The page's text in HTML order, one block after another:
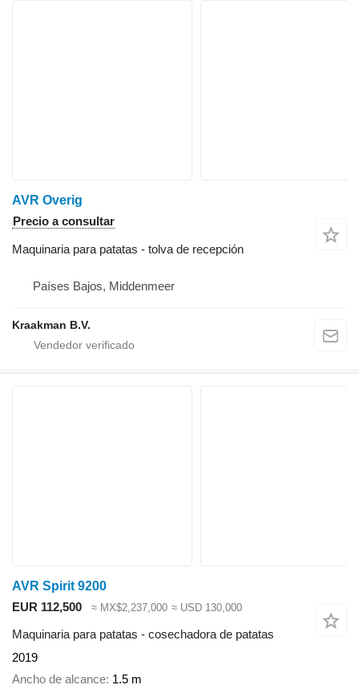
AVR Overig
Precio a consultar
Maquinaria para patatas - tolva de recepción
Países Bajos, Middenmeer
Kraakman B.V.
AVR Spirit 9200
EUR 112,500
≈ MX$2,237,000 ≈ USD 130,000
Maquinaria para patatas - cosechadora de patatas
2019
Ancho de alcance 1.5 m